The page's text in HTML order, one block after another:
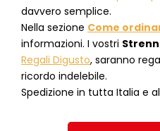
davvero semplice.
Nella sezione Come
informazioni. I vostri
Regali Digusto, saranno
ricordo indelebile.
Spedizione in tutta Italia e